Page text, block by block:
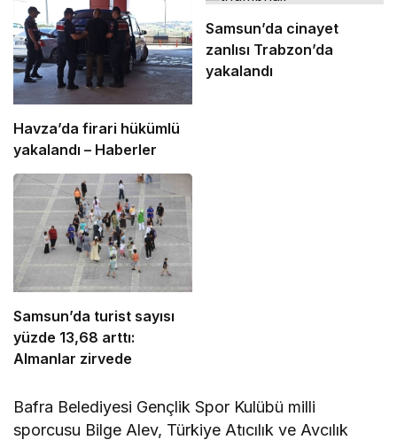
Havza’da firari hükümlü
yakalandı – Haberler
Samsun’da cinayet
zanlısı Trabzon’da
yakalandı
Samsun’da turist sayısı
yüzde 13,68 arttı:
Almanlar zirvede
Bafra Belediyesi Gençlik Spor Kulübü milli
sporcusu Bilge Alev, Türkiye Atıcılık ve Avcılık